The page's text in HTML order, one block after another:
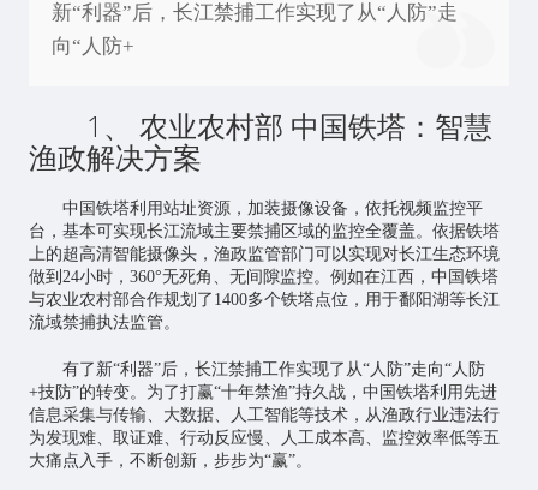
新“利器”后，长江禁捕工作实现了从“人防”走
向“人防+
1、 农业农村部 中国铁塔：智慧
渔政解决方案
中国铁塔利用站址资源，加装摄像设备，依托视频监控平
台，基本可实现长江流域主要禁捕区域的监控全覆盖。依据铁塔
上的超高清智能摄像头，渔政监管部门可以实现对长江生态环境
做到24小时，360°无死角、无间隙监控。例如在江西，中国铁塔
与农业农村部合作规划了1400多个铁塔点位，用于鄱阳湖等长江
流域禁捕执法监管。
有了新“利器”后，长江禁捕工作实现了从“人防”走向“人防
+技防”的转变。为了打赢“十年禁渔”持久战，中国铁塔利用先进
信息采集与传输、大数据、
人工智能等技术，从渔政行业违法行
为发现难、取证难、行动反应慢、人工成本高、监控效率低等五
大痛点入手，不断创新，步步为“赢”。